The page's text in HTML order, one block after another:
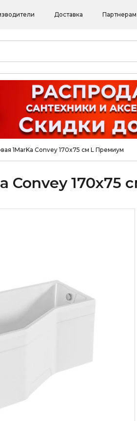
Доставка Партнерам
1MarKa Convey 170x75 см L Премиум
Convey 170x75